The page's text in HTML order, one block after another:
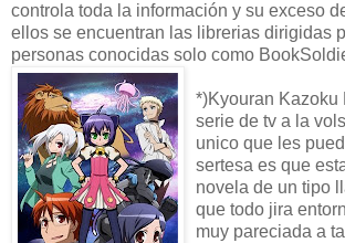
controla toda la información y su exceso
ellos se encuentran las librerias dirigidas
personas conocidas solo como
*)Kyouran Kazoku
serie de tv a la
unico que les
sertesa es que
novela de un tipo
que todo jira
muy pareciada a